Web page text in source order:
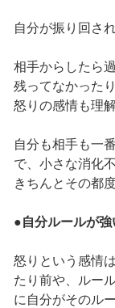
自分が振り回さ
相手からしたら
残ってなかった
怒りの感情も理
自分も相手も一
で、小さな消化
きちんとその都
●自分ルールが強
怒りという感情
たり前や、ルー
に自分がそのル